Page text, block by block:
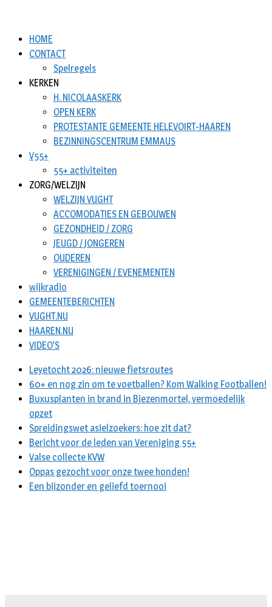
HOME
CONTACT
Spelregels
KERKEN
H. NICOLAASKERK
OPEN KERK
PROTESTANTE GEMEENTE HELEVOIRT-HAAREN
BEZINNINGSCENTRUM EMMAUS
V55+
55+ activiteiten
ZORG/WELZIJN
WELZIJN VUGHT
ACCOMODATIES EN GEBOUWEN
GEZONDHEID / ZORG
JEUGD / JONGEREN
OUDEREN
VERENIGINGEN / EVENEMENTEN
wijkradio
GEMEENTEBERICHTEN
VUGHT.NU
HAAREN.NU
VIDEO’S
Leyetocht 2026: nieuwe fietsroutes
60+ en nog zin om te voetballen? Kom Walking Footballen!
Buxusplanten in brand in Biezenmortel, vermoedelijk
opzet
Spreidingswet asielzoekers: hoe zit dat?
Bericht voor de leden van Vereniging 55+
Valse collecte KVW
Oppas gezocht voor onze twee honden!
Een bijzonder en geliefd toernooi